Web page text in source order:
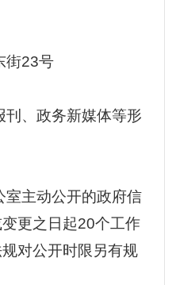
街23号
刊、政务新媒体等形
室主动公开的政府信
更之日起20个工作
对公开时限另有规